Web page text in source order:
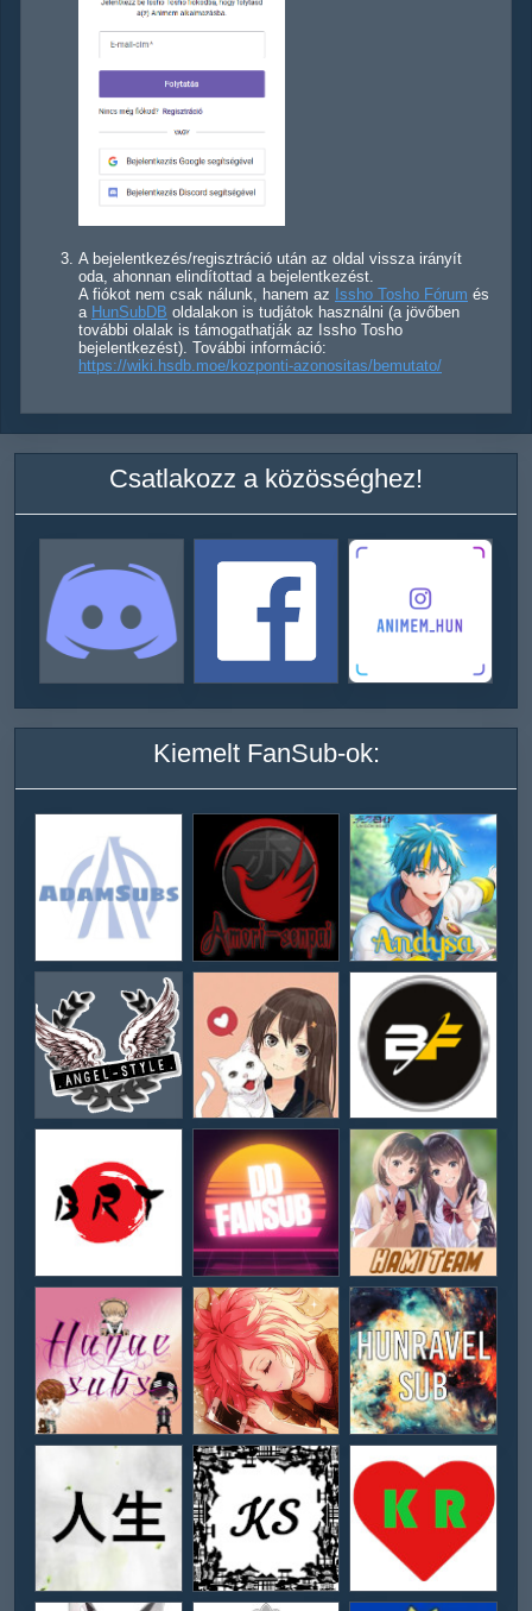
A bejelentkezés/regisztráció után az oldal vissza irányít
oda, ahonnan elindítottad a bejelentkezést.
A fiókot nem csak nálunk, hanem az Issho Tosho Fórum és
a HunSubDB oldalakon is tudjátok használni (a jövőben
további olalak is támogathatják az Issho Tosho
bejelentkezést). További információ:
https://wiki.hsdb.moe/kozponti-azonositas/bemutato/
Csatlakozz a közösséghez!
Kiemelt FanSub-ok: